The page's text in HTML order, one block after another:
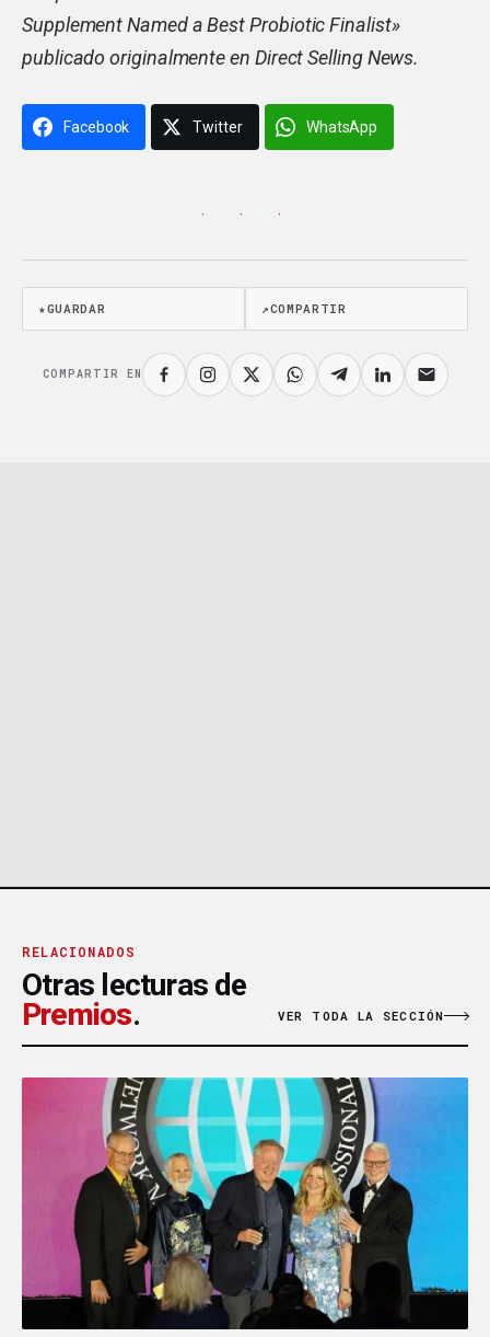
Supplement Named a Best Probiotic Finalist»
publicado originalmente en Direct Selling News.
Facebook Twitter WhatsApp
· · ·
★GUARDAR ↗COMPARTIR
COMPARTIR EN
RELACIONADOS
Otras lecturas de
Premios. VER TODA LA SECCIÓN